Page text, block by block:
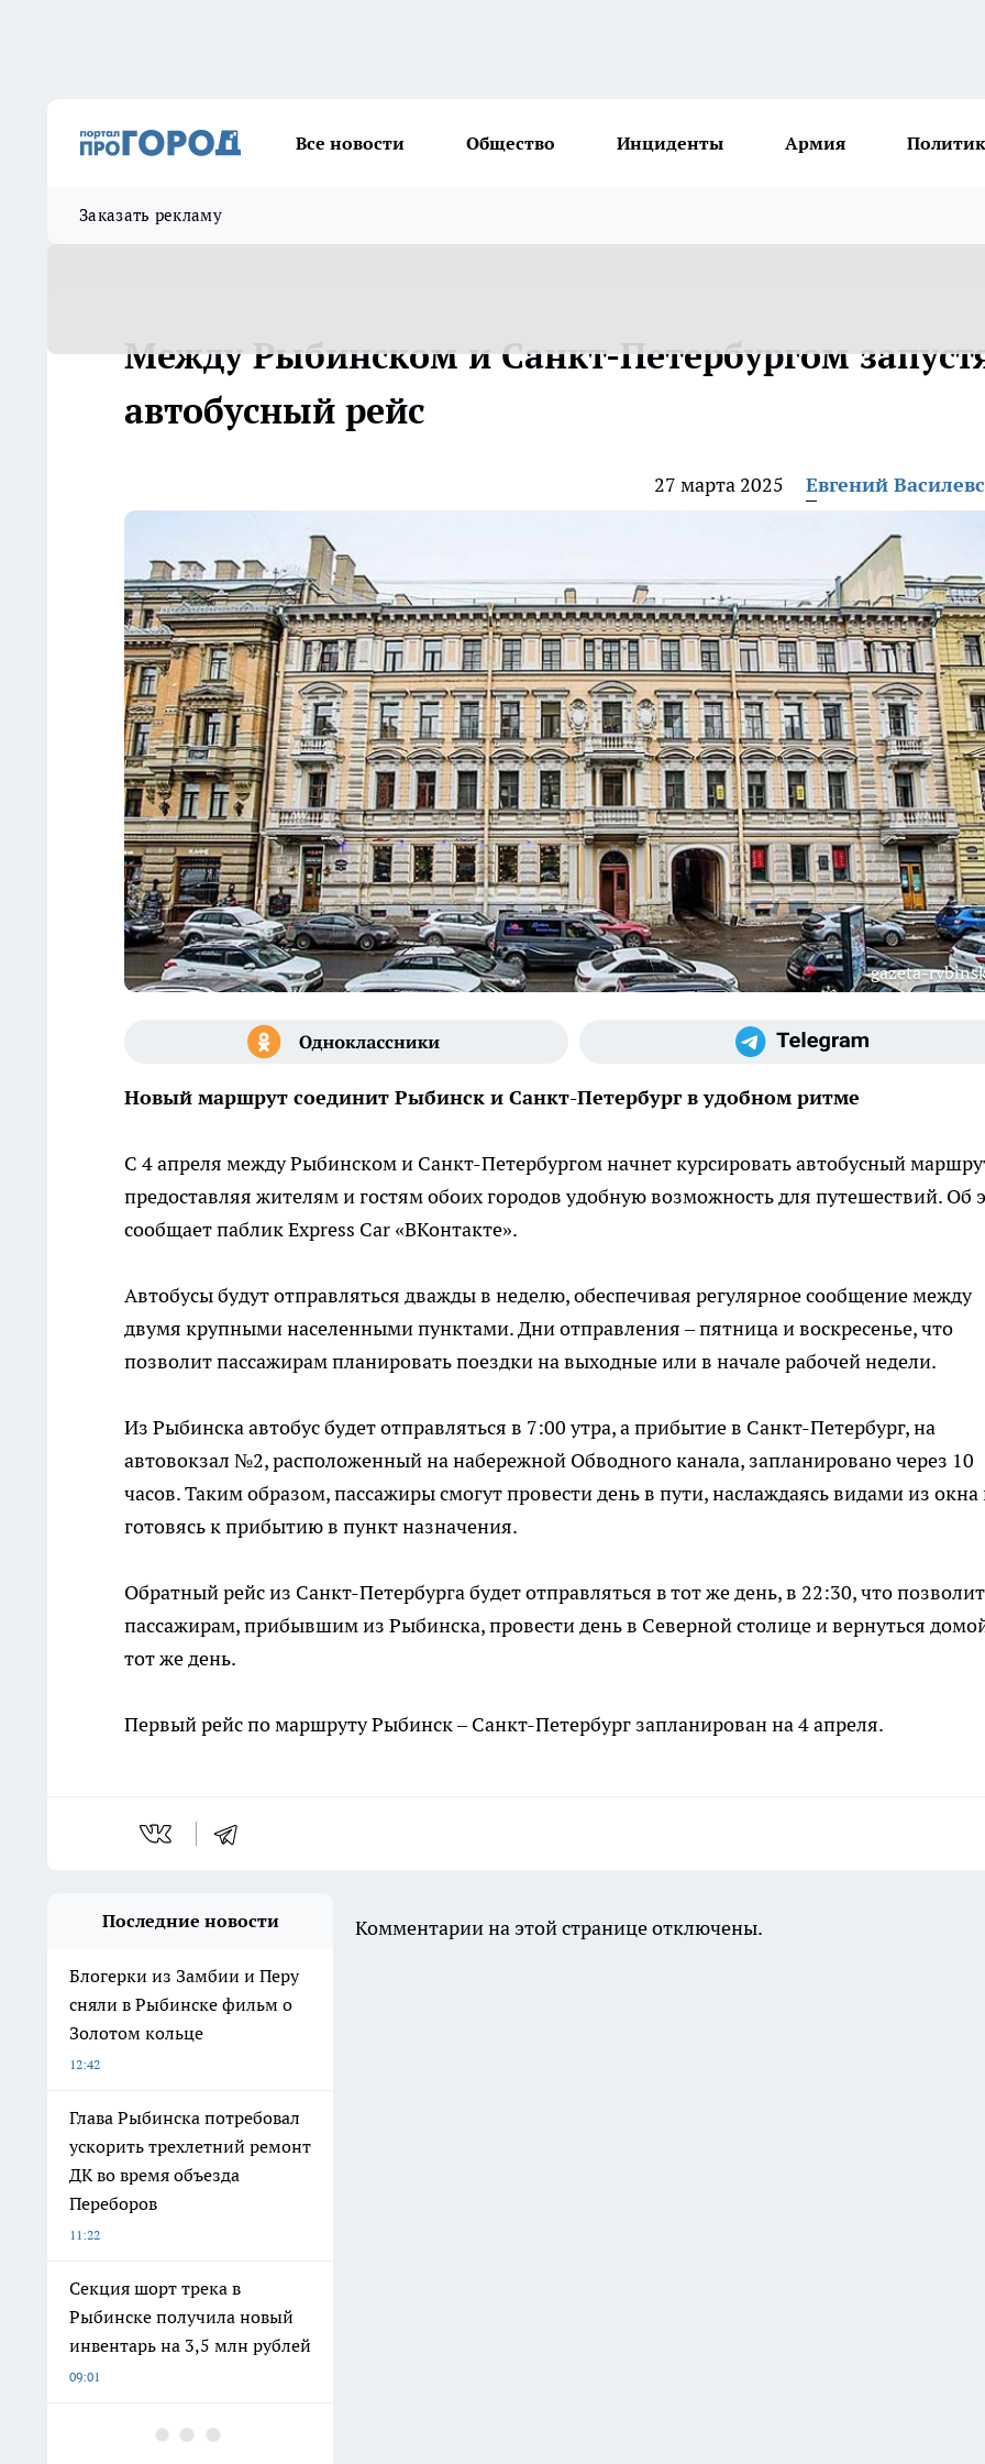
Все новости Общество Инциденты Армия
Заказать рекламу
Между Рыбинском и Санкт-Петербургом
автобусный рейс
27 марта 2025 Евгений
gazeta-
Новый маршрут соединит Рыбинск и Санкт-Петербург в удобном ритме
С 4 апреля между Рыбинском и Санкт-Петербургом начнет курсировать автобусный
предоставляя жителям и гостям обоих городов удобную возможность для путешествий. Об
сообщает паблик Express Car «ВКонтакте».
Автобусы будут отправляться дважды в неделю, обеспечивая регулярное сообщение между
двумя крупными населенными пунктами. Дни отправления – пятница и воскресенье, что
позволит пассажирам планировать поездки на выходные или в начале рабочей недели.
Из Рыбинска автобус будет отправляться в 7:00 утра, а прибытие в Санкт-Петербург, на
автовокзал №2, расположенный на набережной Обводного канала, запланировано через 10
часов. Таким образом, пассажиры смогут провести день в пути, наслаждаясь видами из окна
готовясь к прибытию в пункт назначения.
Обратный рейс из Санкт-Петербурга будет отправляться в тот же день, в 22:30, что позволит
пассажирам, прибывшим из Рыбинска, провести день в Северной столице и вернуться
тот же день.
Первый рейс по маршруту Рыбинск – Санкт-Петербург запланирован на 4 апреля.
Последние новости
Блогерки из Замбии и Перу
сняли в Рыбинске фильм о
Золотом кольце
12:42
Глава Рыбинска потребовал
ускорить трехлетний ремонт
ДК во время объезда
Переборов
11:22
Секция шорт трека в
Рыбинске получила новый
инвентарь на 3,5 млн рублей
09:01
Наши женщины краснеют от
Комментарии на этой странице отключены.